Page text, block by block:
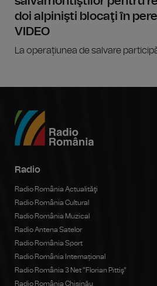
doi alpinişti blocaţi în
VIDEO
La operațiunea de salvare
Radio
Radio România Actualităţi
Radio România Cultural
Radio România Muzical
Radio Antena Satelor
Radio România Sport
Radio România Internațional
Radio România 3 Net "Florian Pittiş"
Radio România Chișinău